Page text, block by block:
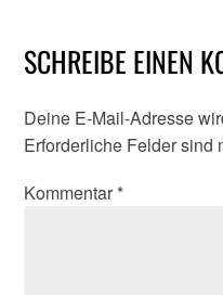
SCHREIBE EINEN
Deine E-Mail-Adresse
Erforderliche Felder sind
Kommentar *